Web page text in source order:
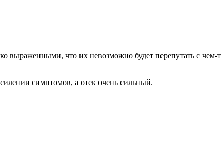
выраженными, что их невозможно будет перепутать с
симптомов, а отек очень сильный.